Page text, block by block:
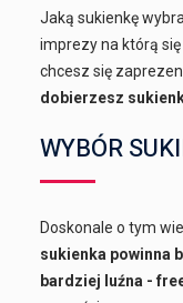
Jaką sukienkę
imprezy na którą
chcesz się
dobierzesz
WYBÓR
Doskonale o tym
sukienka powinna
bardziej luźna -